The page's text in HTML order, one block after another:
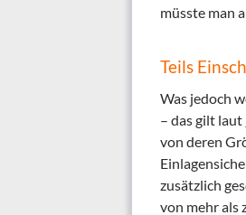
müsste man
Teils
Was jedoch
– das gilt laut
von deren
zusätzlich
von mehr als